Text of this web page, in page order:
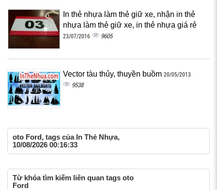
In thẻ nhựa làm thẻ giữ xe, nhận in thẻ
nhựa làm thẻ giữ xe, in thẻ nhựa giá rẻ
23/07/2016 9605
Vector tàu thủy, thuyền buồm 20/05/2013
9538
oto Ford, tags của In Thẻ Nhựa,
10/08/2026 00:16:33
Từ khóa tìm kiếm liên quan tags oto
Ford